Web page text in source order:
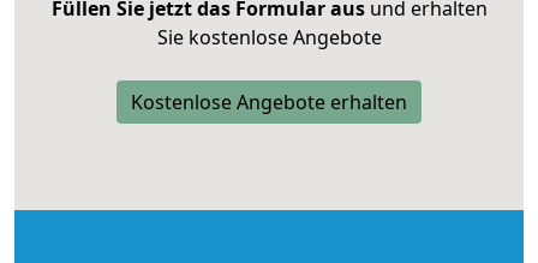
Füllen Sie jetzt das Formular ausund erhalten
Sie kostenlose Angebote
Kostenlose Angebote erhalten